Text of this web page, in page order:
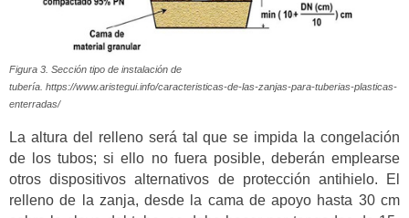
Figura 3. Sección tipo de instalación de
tubería. https://www.aristegui.info/caracteristicas-de-las-zanjas-para-tuberias-plasticas-
enterradas/
La altura del relleno será tal que se impida la congelación
de los tubos; si ello no fuera posible, deberán emplearse
otros dispositivos alternativos de protección antihielo. El
relleno de la zanja, desde la cama de apoyo hasta 30 cm